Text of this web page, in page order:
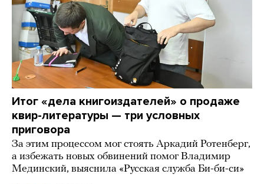
Итог «дела книгоиздателей» о продаже
квир-литературы — три условных
приговора
За этим процессом мог стоять Аркадий Ротенберг,
а избежать новых обвинений помог Владимир
Мединский, выяснила «Русская служба Би-би-си»